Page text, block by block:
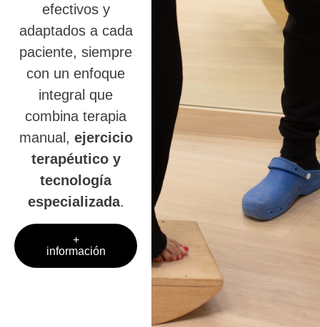
efectivos y
adaptados a cada
paciente, siempre
con un enfoque
integral que
combina terapia
manual, ejercicio
terapéutico y
tecnología
especializada.
+
información